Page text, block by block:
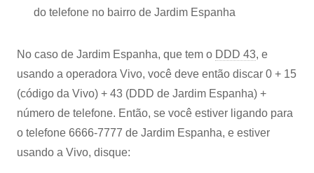
do telefone no bairro de Jardim Espanha
No caso de Jardim Espanha, que tem o DDD 43, e
usando a operadora Vivo, você deve então discar 0 + 15
(código da Vivo) + 43 (DDD de Jardim Espanha) +
número de telefone. Então, se você estiver ligando para
o telefone 6666-7777 de Jardim Espanha, e estiver
usando a Vivo, disque: